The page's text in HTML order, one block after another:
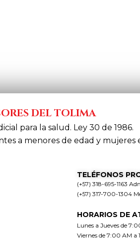
DEL TOLIMA
para la salud. Ley 30 de 1986.
a menores de edad y mujeres
TELÉFONOS
(+57) 318-695-1163
(+57) 317-700-1304
HORARIOS DE
Lunes a Jueves de
Viernes de 7:00 AM